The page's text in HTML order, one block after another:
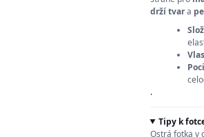
drží tvara
.
Tipy k
Ostrá fotka v